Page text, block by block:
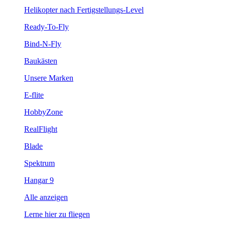
Helikopter nach Fertigstellungs-Level
Ready-To-Fly
Bind-N-Fly
Baukästen
Unsere Marken
E-flite
HobbyZone
RealFlight
Blade
Spektrum
Hangar 9
Alle anzeigen
Lerne hier zu fliegen